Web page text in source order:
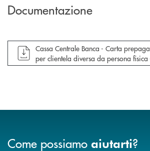
Documentazione
apre documento in una nuova finestra
Cassa Centrale Banca - Carta
per clientela diversa da persona fisica
Come possiamo aiutarti?